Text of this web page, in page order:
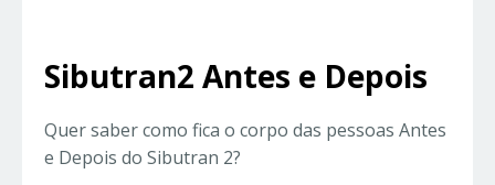
Sibutran2 Antes e Depois
Quer saber como fica o corpo das pessoas Antes
e Depois do Sibutran 2?